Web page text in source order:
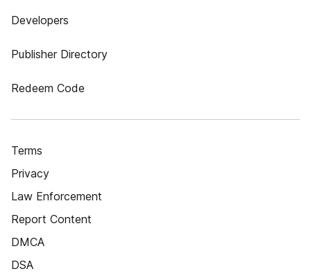
Developers
Publisher Directory
Redeem Code
Terms
Privacy
Law Enforcement
Report Content
DMCA
DSA